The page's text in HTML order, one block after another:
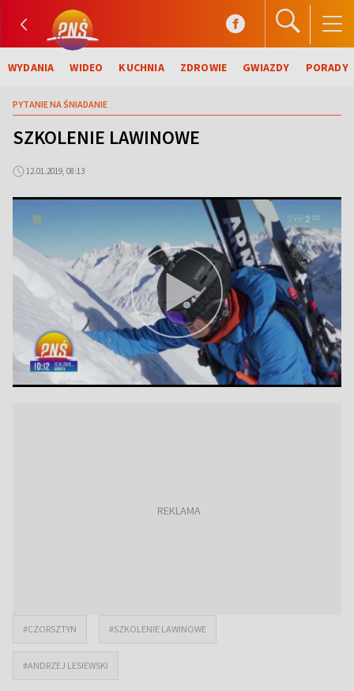
WYDANIA WIDEO KUCHNIA ZDROWIE GWIAZDY PORADY
PYTANIE NA ŚNIADANIE
SZKOLENIE LAWINOWE
12.01.2019, 08:13
#CZORSZTYN #SZKOLENIE LAWINOWE
#ANDRZEJ LESIEWSKI